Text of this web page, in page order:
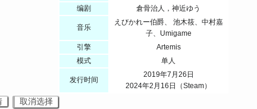
编剧
倉骨治人，神近ゆう
音乐
えびかれー伯爵、 池木筱、中村嘉
子、Umigame
引擎
Artemis
模式
单人
发行时间
2019年7月26日
2024年2月16日（Steam）
取消选择